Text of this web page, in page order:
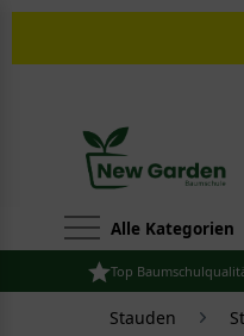
Alle Kategorien
Top
Stauden